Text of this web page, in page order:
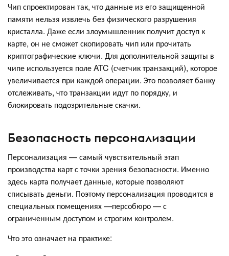
Чип спроектирован так, что данные из его защищенной
памяти нельзя извлечь без физического разрушения
кристалла. Даже если злоумышленник получит доступ к
карте, он не сможет скопировать чип или прочитать
криптографические ключи. Для дополнительной защиты в
чипе используется поле ATC (счетчик транзакций), которое
увеличивается при каждой операции. Это позволяет банку
отслеживать, что транзакции идут по порядку, и
блокировать подозрительные скачки.
Безопасность персонализации
Персонализация — самый чувствительный этап
производства карт с точки зрения безопасности. Именно
здесь карта получает данные, которые позволяют
списывать деньги. Поэтому персонализация проводится в
специальных помещениях —персобюро — с
ограниченным доступом и строгим контролем.
Что это означает на практике: